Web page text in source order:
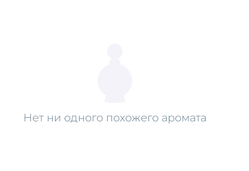
Нет ни одного похожего аромата